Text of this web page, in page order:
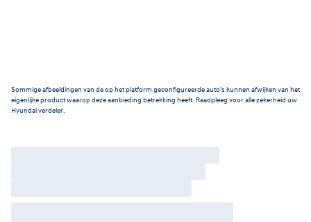
Sommige afbeeldingen van de op het platform geconfigureerde auto's kunnen afwijken van het
eigenlijke product waarop deze aanbieding betrekking heeft. Raadpleeg voor alle zekerheid uw
Hyundai verdeler.